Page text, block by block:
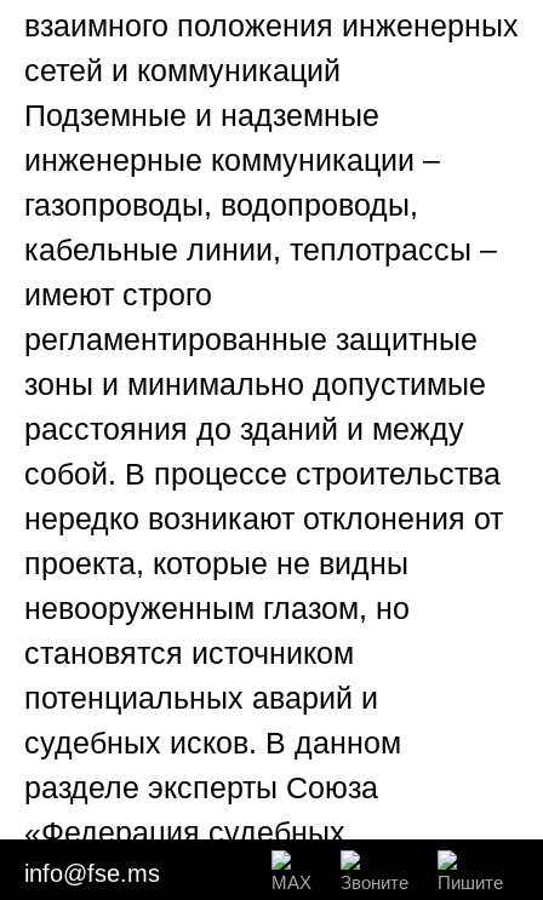
взаимного положения инженерных
сетей и коммуникаций
Подземные и надземные
инженерные коммуникации –
газопроводы, водопроводы,
кабельные линии, теплотрассы –
имеют строго
регламентированные защитные
зоны и минимально допустимые
расстояния до зданий и между
собой. В процессе строительства
нередко возникают отклонения от
проекта, которые не видны
невооруженным глазом, но
становятся источником
потенциальных аварий и
судебных исков. В данном
разделе эксперты Союза
«Федерация судебных
экспертов»
анализируют
info@fse.ms